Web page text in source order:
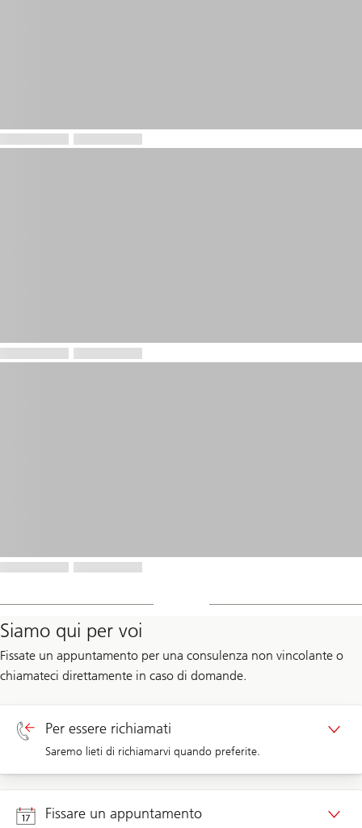
Siamo qui per voi
Fissate un appuntamento per una consulenza non vincolante o
chiamateci direttamente in caso di domande.
Per essere richiamati
Saremo lieti di richiamarvi quando preferite.
Richiamata clienti privati
Fissare un appuntamento